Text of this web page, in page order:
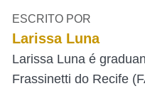
ESCRITO POR
Larissa Luna
Larissa Luna é
Frassinetti do Recife